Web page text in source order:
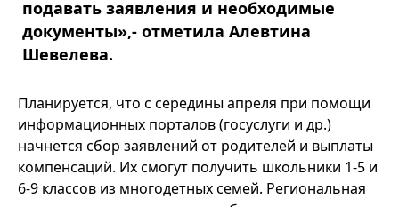
подавать заявления и необходимые
документы»,- отметила Алевтина
Шевелева.
Планируется, что с середины апреля при помощи
информационных порталов (госуслуги и др.)
начнется сбор заявлений от родителей и выплаты
компенсаций. Их смогут получить школьники 1-5 и
6-9 классов из многодетных семей. Региональная